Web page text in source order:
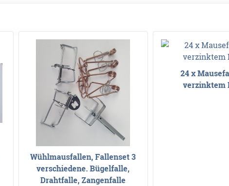
Wühlmausfallen, Fallenset 3
verschiedene. Bügelfalle,
Drahtfalle, Zangenfalle
24 x
verzinktem